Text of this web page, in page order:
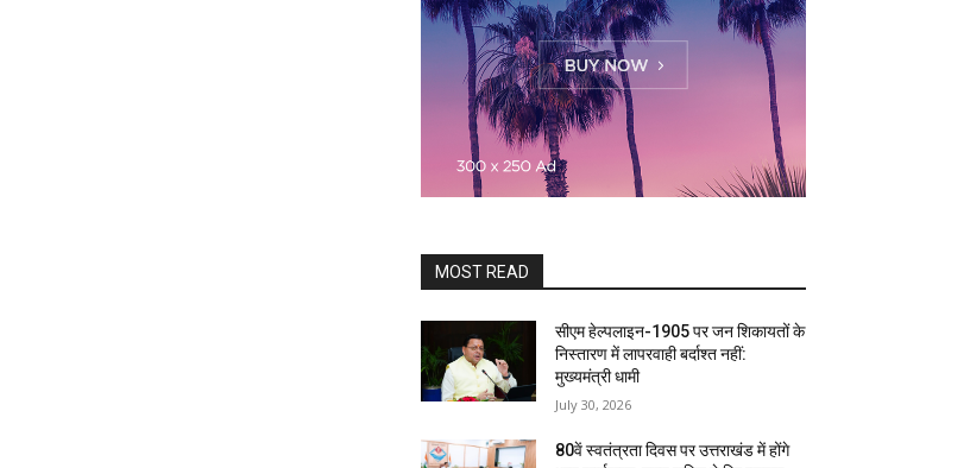
MOST READ
सीएम हेल्पलाइन-1905 पर जन शिकायतों के
निस्तारण में लापरवाही बर्दाश्त नहीं:
मुख्यमंत्री धामी
July 30, 2026
80वें स्वतंत्रता दिवस पर उत्तराखंड में होंगे